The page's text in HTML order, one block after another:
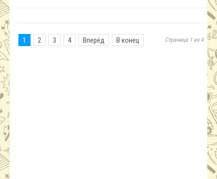
Страница 1 из 4
1 2 3 4 Вперёд В конец